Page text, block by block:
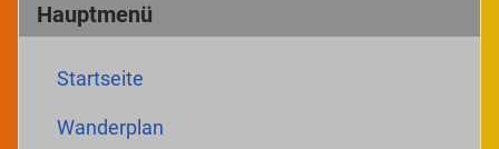
Hauptmenü
Startseite
Wanderplan